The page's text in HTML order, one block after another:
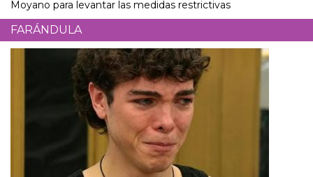
Moyano para levantar las medidas restrictivas
FARÁNDULA